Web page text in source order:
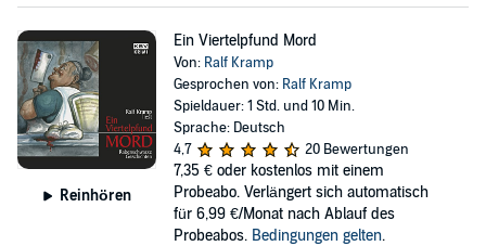
Reinhören
Ein Viertelpfund Mord
Von: Ralf Kramp
Gesprochen von: Ralf Kramp
Spieldauer: 1 Std. und 10 Min.
Sprache: Deutsch
4,7
20 Bewertungen
7,35 € oder kostenlos mit einem
Probeabo. Verlängert sich automatisch
für 6,99 €/Monat nach Ablauf des
Probeabos. Bedingungen gelten.